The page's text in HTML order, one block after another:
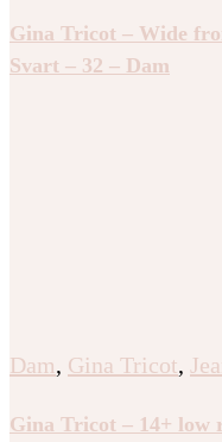
Gina Tricot – Wide
Svart – 32 – Dam
Dam, Gina Tricot,
Gina Tricot – 14+ low